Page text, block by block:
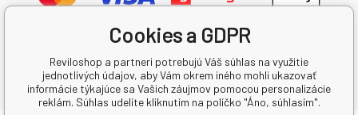
Cookies a GDPR
Reviloshop a partneri potrebujú Váš súhlas na využitie
jednotlivých údajov, aby Vám okrem iného mohli ukazovať
informácie týkajúce sa Vašich záujmov pomocou personalizácie
reklám. Súhlas udelíte kliknutím na políčko "Áno, súhlasím".